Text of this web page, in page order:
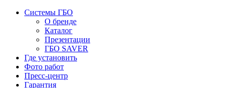
Системы ГБО
О бренде
Каталог
Презентации
ГБО SAVER
Где установить
Фото работ
Пресс-центр
Гарантия